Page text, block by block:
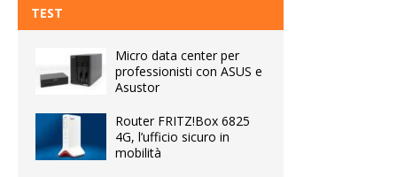
TEST
Micro data center per
professionisti con ASUS e
Asustor
Router FRITZ!Box 6825
4G, l’ufficio sicuro in
mobilità